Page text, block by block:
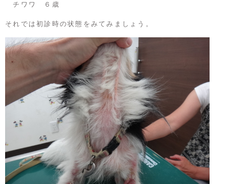
チワワ ６歳
それでは初診時の状態をみてみましょう。